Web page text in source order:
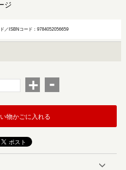
ジ
／ISBNコード：9784052056659
+ -
物かごに入れる